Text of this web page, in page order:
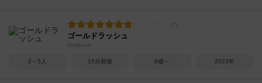
ゴールドラッシュ
Goldrush
2～5人 15分前後 8歳～ 2023年